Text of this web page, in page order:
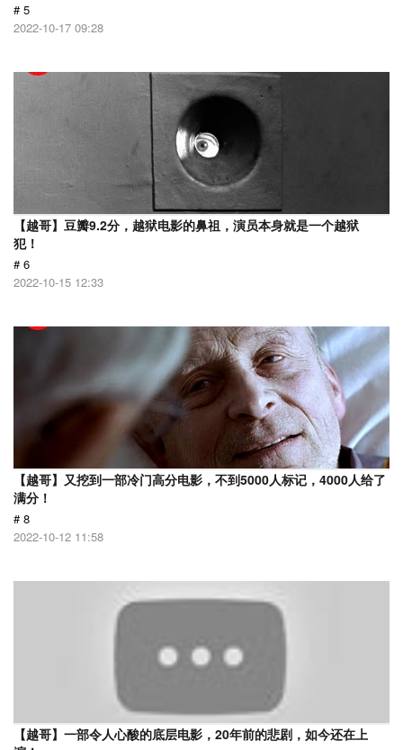
# 5
2022-10-17 09:28
【越哥】豆瓣9.2分，越狱电影的鼻祖，演员本身就是一个越狱
犯！
# 6
2022-10-15 12:33
【越哥】又挖到一部冷门高分电影，不到5000人标记，4000人给了
满分！
# 8
2022-10-12 11:58
【越哥】一部令人心酸的底层电影，20年前的悲剧，如今还在上